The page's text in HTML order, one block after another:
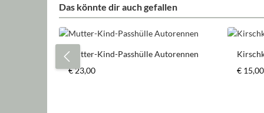
Das könnte dir auch gefallen
Produktgalerie überspringen
Mutter-Kind-Passhülle Autorennen
Regulärer Preis:
€ 23,00 € 15,00